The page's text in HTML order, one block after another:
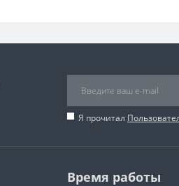
Я прочитал
Время работы